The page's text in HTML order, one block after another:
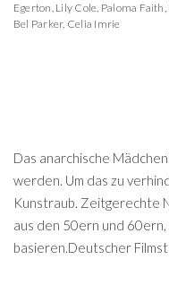
Egerton, Lily Cole, Paloma Faith,
Bel Parker, Celia Imrie
Das anarchische
werden. Um das zu
Kunstraub. Zeitgerechte
aus den 50ern und
basieren.Deutscher